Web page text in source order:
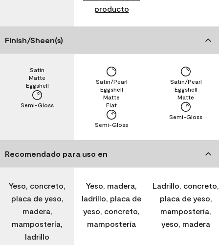
producto
Finish/Sheen(s)
Semi-Gloss
Eggshell
Matte
Satin
Semi-Gloss
Flat
Matte
Eggshell
Satin/Pearl
Semi-Gloss
Matte
Eggshell
Satin/Pearl
Recomendado para uso en
Yeso, concreto,
placa de yeso,
madera,
mampostería,
ladrillo
Yeso, madera,
ladrillo, placa de
yeso, concreto,
mampostería
Ladrillo, concreto,
placa de yeso,
mampostería,
yeso, madera